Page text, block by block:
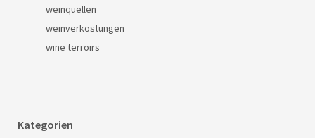
weinquellen
weinverkostungen
wine terroirs
Kategorien